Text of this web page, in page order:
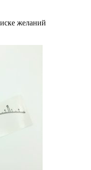
желаний